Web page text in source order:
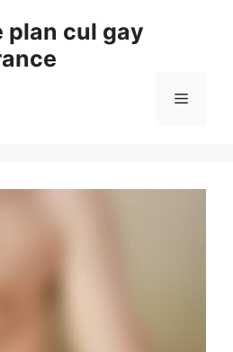
plan cul gay
Menu